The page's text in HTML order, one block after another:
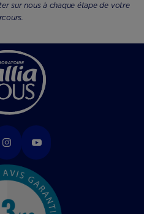
sur nous à chaque étape de votre